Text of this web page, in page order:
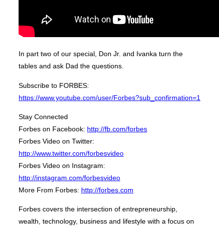
In part two of our special, Don Jr. and Ivanka turn the
tables and ask Dad the questions.
Subscribe to FORBES:
https://www.youtube.com/user/Forbes?sub_confirmation=1
Stay Connected
Forbes on Facebook: http://fb.com/forbes
Forbes Video on Twitter:
http://www.twitter.com/forbesvideo
Forbes Video on Instagram:
http://instagram.com/forbesvideo
More From Forbes: http://forbes.com
Forbes covers the intersection of entrepreneurship,
wealth, technology, business and lifestyle with a focus on